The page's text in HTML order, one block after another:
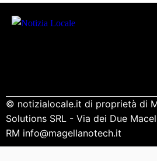
© notizialocale.it di proprietà di
Solutions SRL - Via dei Due
RM info@magellanotech.it